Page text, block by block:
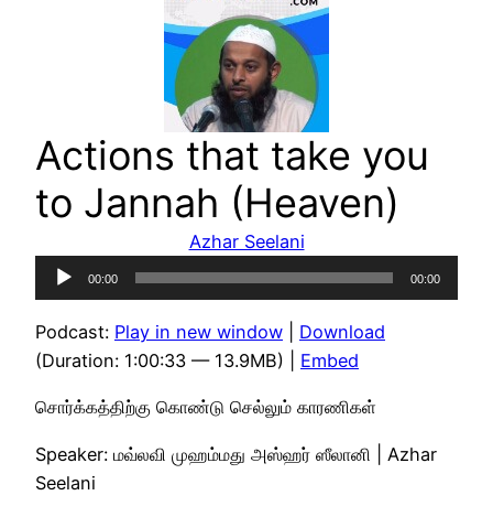
Actions that take you
to Jannah (Heaven)
Azhar Seelani
Audio
Player
00:00 00:00
Podcast: Play in new window
Download
(Duration: 1:00:33 — 13.9MB) | Embed
சொர்க்கத்திற்கு கொண்டு செல்லும் காரணிகள்
Speaker: மவ்லவி முஹம்மது அஸ்ஹர் ஸீலானி | Azhar
Seelani